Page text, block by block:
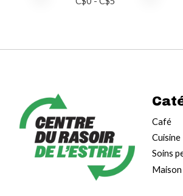
Café
Cuisine
Soins
Maison